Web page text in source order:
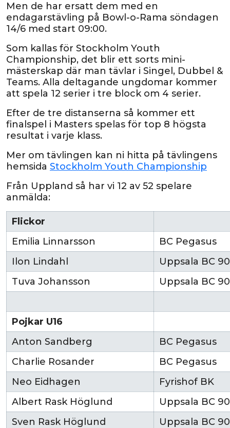
Men de har ersatt dem med en
endagarstävling på Bowl-o-Rama söndagen
14/6 med start 09:00.
Som kallas för Stockholm Youth
Championship, det blir ett sorts mini-
mästerskap där man tävlar i Singel, Dubbel &
Teams. Alla deltagande ungdomar kommer
att spela 12 serier i tre block om 4 serier.
Efter de tre distanserna så kommer ett
finalspel i Masters spelas för top 8 högsta
resultat i varje klass.
Mer om tävlingen kan ni hitta på tävlingens
hemsida Stockholm Youth Championship
Från Uppland så har vi 12 av 52 spelare
anmälda:
Flickor
Emilia Linnarsson
BC Pegasus
Ilon Lindahl
Uppsala BC 90
Tuva Johansson
Uppsala BC 90
Pojkar U16
Anton Sandberg
BC Pegasus
Charlie Rosander
BC Pegasus
Neo Eidhagen
Fyrishof BK
Albert Rask Höglund
Uppsala BC 90
Sven Rask Höglund
Uppsala BC 90